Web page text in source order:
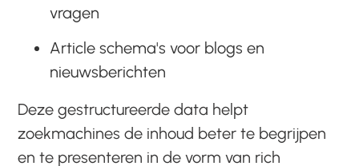
vragen
Article schema's voor blogs en
nieuwsberichten
Deze gestructureerde data helpt
zoekmachines de inhoud beter te begrijpen
en te presenteren in de vorm van rich